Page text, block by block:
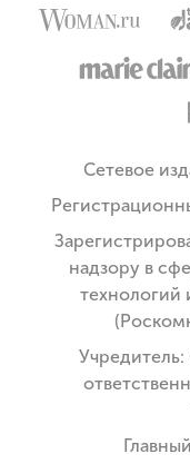
Сетевое
надзору в
технологий